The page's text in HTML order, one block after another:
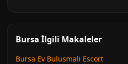
Bursa İlgili Makaleler
Bursa Ev Bulusmali Escort